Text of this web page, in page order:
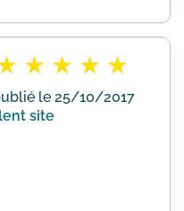
le 25/10/2017
site